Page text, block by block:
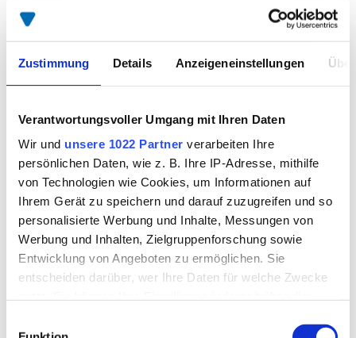
Zustimmung Details Anzeigeneinstellungen
Verantwortungsvoller Umgang mit Ihren Daten
Wir und unsere 1022 Partner verarbeiten Ihre
persönlichen Daten, wie z. B. Ihre IP-Adresse, mithilfe
von Technologien wie Cookies, um Informationen auf
Ihrem Gerät zu speichern und darauf zuzugreifen und so
personalisierte Werbung und Inhalte, Messungen von
Werbung und Inhalten, Zielgruppenforschung sowie
Entwicklung von Angeboten zu ermöglichen. Sie
entscheiden darüber, wer Ihre Daten für welche Zwecke
Trigger Symbol ändern oder widerrufen
SPIER Order Number:78451
auf Anfrage